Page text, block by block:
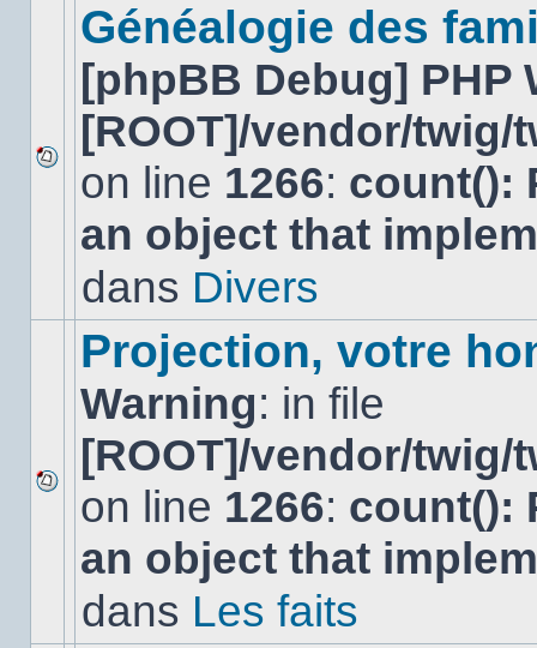
Aucun
nouveau
message
non-
dans
Généalogie des
[phpBB Debug] PHP
[ROOT]/vendor/
on line 1266: count():
an object that
dans Divers
Aucun
nouveau
message
non-
dans
Projection, votre
Warning: in file
[ROOT]/vendor/
on line 1266: count():
an object that
dans Les faits